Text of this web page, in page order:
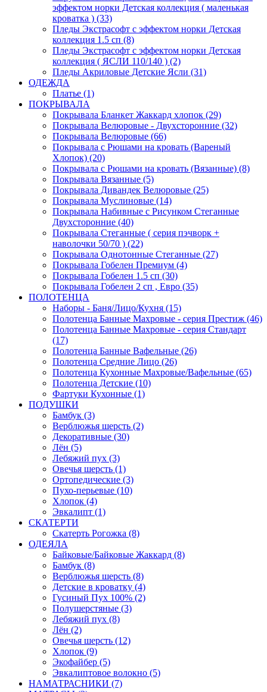
эффектом норки Детская коллекция ( маленькая
кроватка ) (33)
Пледы Экстрасофт с эффектом норки Детская
коллекция 1.5 сп (8)
Пледы Экстрасофт с эффектом норки Детская
коллекция ( ЯСЛИ 110/140 ) (2)
Пледы Акриловые Детские Ясли (31)
ОДЕЖДА
Платье (1)
ПОКРЫВАЛА
Покрывала Бланкет Жаккард хлопок (29)
Покрывала Велюровые - Двухсторонние (32)
Покрывала Велюровые (66)
Покрывала с Рюшами на кровать (Вареный
Хлопок) (20)
Покрывала с Рюшами на кровать (Вязанные) (8)
Покрывала Вязанные (5)
Покрывала Дивандек Велюровые (25)
Покрывала Муслиновые (14)
Покрывала Набивные с Рисунком Стеганные
Двухсторонние (40)
Покрывала Стеганные ( серия пэчворк +
наволочки 50/70 ) (22)
Покрывала Однотонные Стеганные (27)
Покрывала Гобелен Премиум (4)
Покрывала Гобелен 1.5 сп (30)
Покрывала Гобелен 2 сп , Евро (35)
ПОЛОТЕНЦА
Наборы - Баня/Лицо/Кухня (15)
Полотенца Банные Махровые - серия Престиж (46)
Полотенца Банные Махровые - серия Стандарт
(17)
Полотенца Банные Вафельные (26)
Полотенца Средние Лицо (26)
Полотенца Кухонные Махровые/Вафельные (65)
Полотенца Детские (10)
Фартуки Кухонные (1)
ПОДУШКИ
Бамбук (3)
Верблюжья шерсть (2)
Декоративные (30)
Лён (5)
Лебяжий пух (3)
Овечья шерсть (1)
Ортопедические (3)
Пухо-перьевые (10)
Хлопок (4)
Эвкалипт (1)
СКАТЕРТИ
Скатерть Рогожка (8)
ОДЕЯЛА
Байковые/Байковые Жаккард (8)
Бамбук (8)
Верблюжья шерсть (8)
Детские в кроватку (4)
Гусиный Пух 100% (2)
Полушерстяные (3)
Лебяжий пух (8)
Лён (2)
Овечья шерсть (12)
Хлопок (9)
Экофайбер (5)
Эвкалиптовое волокно (5)
НАМАТРАСНИКИ (7)